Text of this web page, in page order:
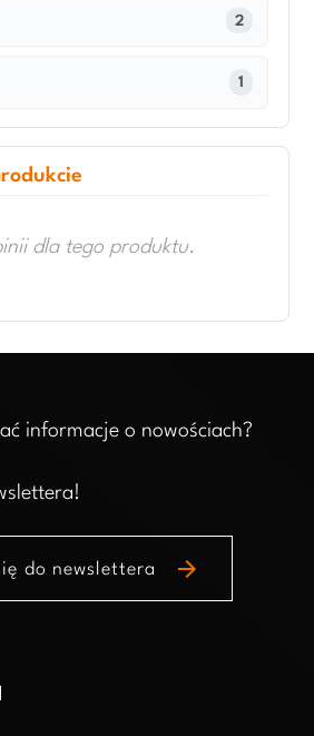
2
1
dla tego produktu.
informacje o nowościach?
do newslettera arrow_forward